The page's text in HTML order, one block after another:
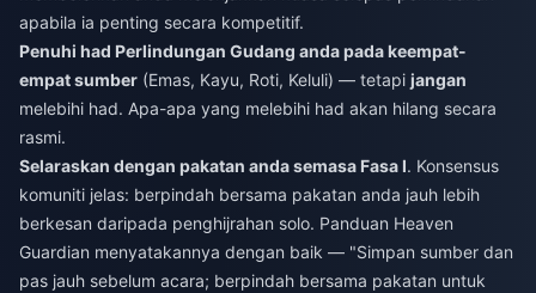
apabila ia penting secara kompetitif.
Penuhi had Perlindungan Gudang anda pada keempat-
empat sumber (Emas, Kayu, Roti, Keluli) — tetapi jangan
melebihi had. Apa-apa yang melebihi had akan hilang secara
rasmi.
Selaraskan dengan pakatan anda semasa Fasa I. Konsensus
komuniti jelas: berpindah bersama pakatan anda jauh lebih
berkesan daripada penghijrahan solo. Panduan Heaven
Guardian menyatakannya dengan baik — "Simpan sumber dan
pas jauh sebelum acara; berpindah bersama pakatan untuk